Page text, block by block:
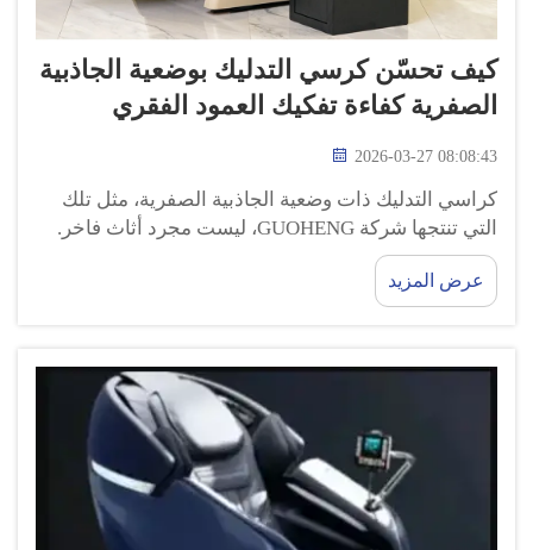
كيف تحسّن كرسي التدليك بوضعية الجاذبية
الصفرية كفاءة تفكيك العمود الفقري
2026-03-27 08:08:43
كراسي التدليك ذات وضعية الجاذبية الصفرية، مثل تلك
التي تنتجها شركة GUOHENG، ليست مجرد أثاث فاخر.
بل يمكنها بالفعل أن تساعد في تخفيف آلام ظهرك.
وعندما تجلس على أحد هذه الكراسي، فإنك تشعر وكأنك
تطفو في الهواء. وهذه الوضعية الخاصة تساعد في تخفيف
عرض المزيد